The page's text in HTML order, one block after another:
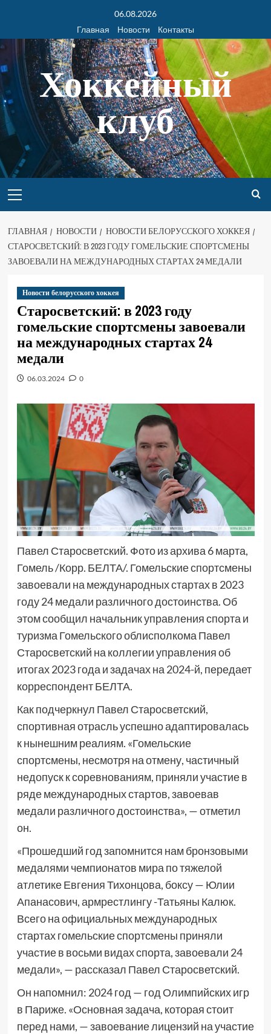
06.08.2026
Главная
Новости Контакты
Хоккейный
клуб
ГЛАВНАЯ НОВОСТИ
НОВОСТИ БЕЛОРУССКОГО ХОККЕЯ
СТАРОСВЕТСКИЙ: В 2023 ГОДУ ГОМЕЛЬСКИЕ СПОРТСМЕНЫ
ЗАВОЕВАЛИ НА МЕЖДУНАРОДНЫХ СТАРТАХ 24 МЕДАЛИ
Новости белорусского хоккея
Старосветский: в 2023 году
гомельские спортсмены завоевали
на международных стартах 24
медали
06.03.2024 0
Павел Старосветский. Фото из архива 6 марта,
Гомель /Корр. БЕЛТА/. Гомельские спортсмены
завоевали на международных стартах в 2023
году 24 медали различного достоинства. Об
этом сообщил начальник управления спорта и
туризма Гомельского облисполкома Павел
Старосветский на коллегии управления об
итогах 2023 года и задачах на 2024-й, передает
корреспондент БЕЛТА.
Как подчеркнул Павел Старосветский,
спортивная отрасль успешно адаптировалась
к нынешним реалиям. «Гомельские
спортсмены, несмотря на отмену, частичный
недопуск к соревнованиям, приняли участие в
ряде международных стартов, завоевав
медали различного достоинства», — отметил
он.
«Прошедший год запомнится нам бронзовыми
медалями чемпионатов мира по тяжелой
атлетике Евгения Тихонцова, боксу — Юлии
Апанасович, армрестлингу -Татьяны Калюк.
Всего на официальных международных
стартах гомельские спортсмены приняли
участие в восьми видах спорта, завоевали 24
медали», — рассказал Павел Старосветский.
Он напомнил: 2024 год — год Олимпийских игр
в Париже. «Основная задача, которая стоит
перед нами, — завоевание лицензий на участие